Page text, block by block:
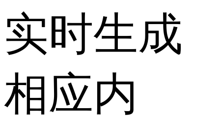
实时生成
相应内